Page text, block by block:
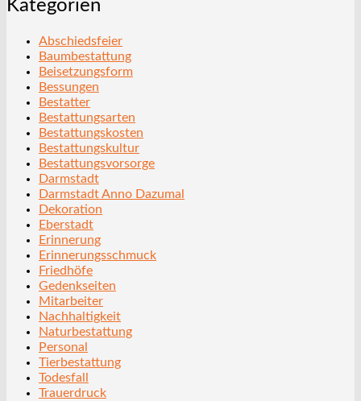
Kategorien
Abschiedsfeier
Baumbestattung
Beisetzungsform
Bessungen
Bestatter
Bestattungsarten
Bestattungskosten
Bestattungskultur
Bestattungsvorsorge
Darmstadt
Darmstadt Anno Dazumal
Dekoration
Eberstadt
Erinnerung
Erinnerungsschmuck
Friedhöfe
Gedenkseiten
Mitarbeiter
Nachhaltigkeit
Naturbestattung
Personal
Tierbestattung
Todesfall
Trauerdruck